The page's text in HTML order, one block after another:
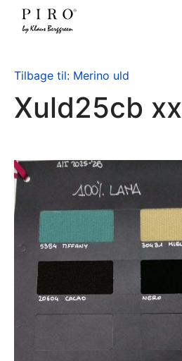
Tilbage til: Merino uld
Xuld25cb xx